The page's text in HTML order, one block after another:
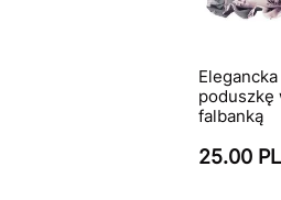
poduszkę
falbanką
25.00